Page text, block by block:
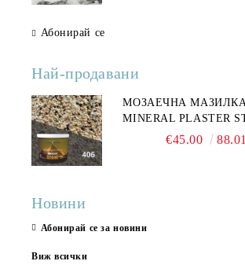
Абонирай се
Най-продавани
МОЗАЕЧНА МАЗИЛКА
MINERAL PLASTER
КАМЪК 406 25КГ
€45.00
Новини
Абонирай се за новини
Виж всички